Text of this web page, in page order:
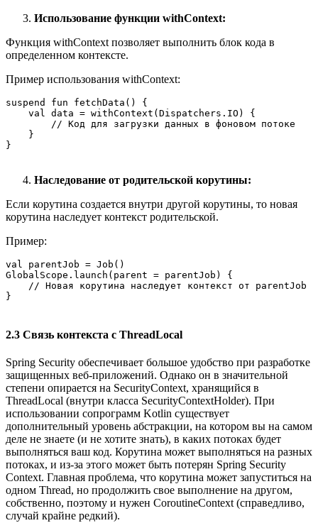
Использование функции withContext:
Функция withContext позволяет выполнить блок кода в
определенном контексте.
Пример использования withContext:
suspend fun fetchData() {
    val data = withContext(Dispatchers.IO) {
        // Код для загрузки данных в фоновом потоке
    }
}
Наследование от родительской корутины:
Если корутина создается внутри другой корутины, то новая
корутина наследует контекст родительской.
Пример:
val parentJob = Job()
GlobalScope.launch(parent = parentJob) {
    // Новая корутина наследует контекст от parentJob
}
2.3 Связь контекста с ThreadLocal
Spring Security обеспечивает большое удобство при разработке
защищенных веб-приложений. Однако он в значительной
степени опирается на SecurityContext, хранящийся в
ThreadLocal (внутри класса SecurityContextHolder). При
использовании сопрограмм Kotlin существует
дополнительный уровень абстракции, на котором вы на самом
деле не знаете (и не хотите знать), в каких потоках будет
выполняться ваш код. Корутина может выполняться на разных
потоках, и из-за этого может быть потерян Spring Security
Context. Главная проблема, что корутина может запуститься на
одном Thread, но продолжить свое выполнение на другом,
собственно, поэтому и нужен CoroutineContext (справедливо,
случай крайне редкий).